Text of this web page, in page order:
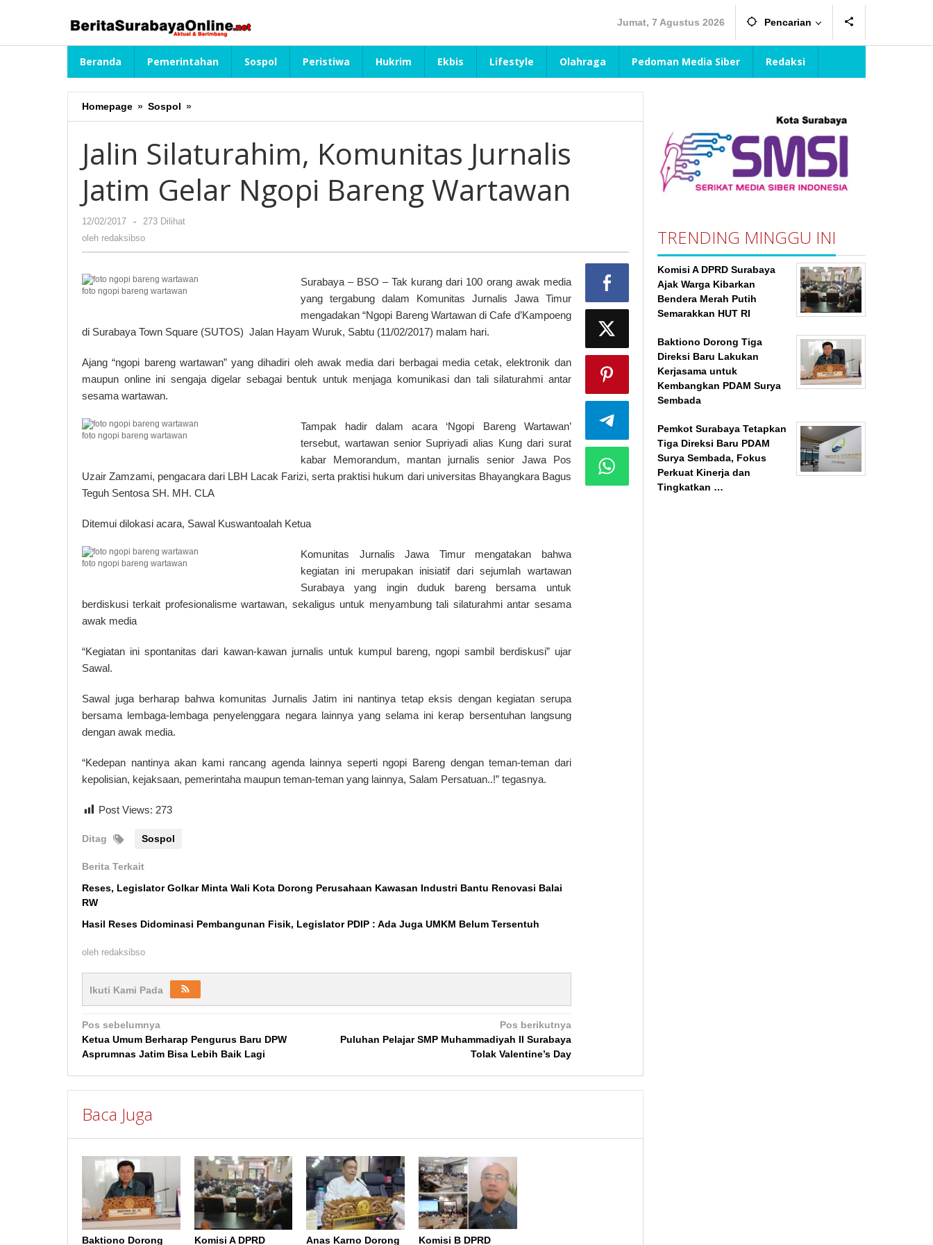
Jumat, 7 Agustus 2026 Pencarian
Beranda Pemerintahan Sospol Peristiwa Hukrim Ekbis Lifestyle Olahraga Pedoman Media Siber Redaksi
Homepage » Sospol »
Silaturahim,
Jurnalis
Jatim
Gelar
Ngopi
Jalin Silaturahim, Komunitas Jurnalis
Jatim Gelar Ngopi Bareng Wartawan
12/02/2017
oleh
redaksibso
-
273 Dilihat
oleh redaksibso
foto ngopi bareng wartawan
Surabaya – BSO – Tak kurang dari 100 orang awak media
yang tergabung dalam Komunitas Jurnalis Jawa Timur
mengadakan “Ngopi Bareng Wartawan di Cafe d’Kampoeng
di Surabaya Town Square (SUTOS) Jalan Hayam Wuruk, Sabtu (11/02/2017) malam hari.
Ajang “ngopi bareng wartawan” yang dihadiri oleh awak media dari berbagai media cetak, elektronik dan
maupun online ini sengaja digelar sebagai bentuk untuk menjaga komunikasi dan tali silaturahmi antar
sesama wartawan.
foto ngopi bareng wartawan
Tampak hadir dalam acara ‘Ngopi Bareng Wartawan’
tersebut, wartawan senior Supriyadi alias Kung dari surat
kabar Memorandum, mantan jurnalis senior Jawa Pos
Uzair Zamzami, pengacara dari LBH Lacak Farizi, serta praktisi hukum dari universitas Bhayangkara Bagus
Teguh Sentosa SH. MH. CLA
Ditemui dilokasi acara, Sawal Kuswantoalah Ketua
foto ngopi bareng wartawan
Komunitas Jurnalis Jawa Timur mengatakan bahwa
kegiatan ini merupakan inisiatif dari sejumlah wartawan
Surabaya yang ingin duduk bareng bersama untuk
berdiskusi terkait profesionalisme wartawan, sekaligus untuk menyambung tali silaturahmi antar sesama
awak media
“Kegiatan ini spontanitas dari kawan-kawan jurnalis untuk kumpul bareng, ngopi sambil berdiskusi” ujar
Sawal.
Sawal juga berharap bahwa komunitas Jurnalis Jatim ini nantinya tetap eksis dengan kegiatan serupa
bersama lembaga-lembaga penyelenggara negara lainnya yang selama ini kerap bersentuhan langsung
dengan awak media.
“Kedepan nantinya akan kami rancang agenda lainnya seperti ngopi Bareng dengan teman-teman dari
kepolisian, kejaksaan, pemerintaha maupun teman-teman yang lainnya, Salam Persatuan..!” tegasnya.
Post Views: 273
Ditag Sospol
Berita Terkait
Reses, Legislator Golkar Minta Wali Kota Dorong Perusahaan Kawasan Industri Bantu Renovasi Balai
RW
Hasil Reses Didominasi Pembangunan Fisik, Legislator PDIP : Ada Juga UMKM Belum Tersentuh
oleh redaksibso
Ikuti Kami Pada
Navigasi
pos
Pos sebelumnya
Ketua Umum Berharap Pengurus Baru DPW
Asprumnas Jatim Bisa Lebih Baik Lagi
Pos berikutnya
Puluhan Pelajar SMP Muhammadiyah II Surabaya
Tolak Valentine’s Day
Baca Juga
Baktiono Dorong Komisi A DPRD Anas Karno Dorong Komisi B DPRD
TRENDING MINGGU INI
Komisi A DPRD Surabaya
Ajak Warga Kibarkan
Bendera Merah Putih
Semarakkan HUT RI
Baktiono Dorong Tiga
Direksi Baru Lakukan
Kerjasama untuk
Kembangkan PDAM Surya
Sembada
Pemkot Surabaya Tetapkan
Tiga Direksi Baru PDAM
Surya Sembada, Fokus
Perkuat Kinerja dan
Tingkatkan …